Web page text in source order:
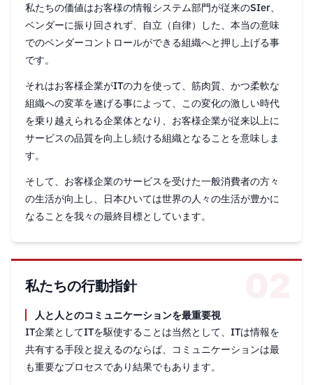
私たちの価値はお客様の情報システム部門が従来のSIer、
ベンダーに振り回されず、自立（自律）した、本当の意味
でのベンダーコントロールができる組織へと押し上げる事
です。
それはお客様企業がITの力を使って、筋肉質、かつ柔軟な
組織への変革を遂げる事によって、この変化の激しい時代
を乗り越えられる企業体となり、お客様企業が従来以上に
サービスの品質を向上し続ける組織となることを意味しま
す。
そして、お客様企業のサービスを受けた一般消費者の方々
の生活が向上し、日本ひいては世界の人々の生活が豊かに
なることを我々の最終目標としています。
私たちの行動指針
人と人とのコミュニケーションを最重要視
IT企業としてITを駆使することは当然として、ITは情報を
共有する手段と捉えるのならば、コミュニケーションは最
も重要なプロセスであり結果でもあります。